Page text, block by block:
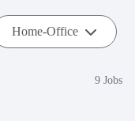
Home-Office
9 Jobs